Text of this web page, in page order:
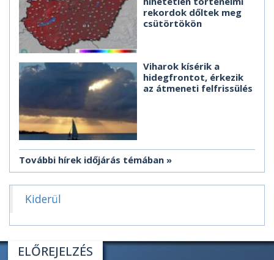
rekordok dőltek meg
csütörtökön
Viharok kísérik a
hidegfrontot, érkezik
az átmeneti felfrissülés
További hírek időjárás témában
Kiderül
ELŐREJELZÉS